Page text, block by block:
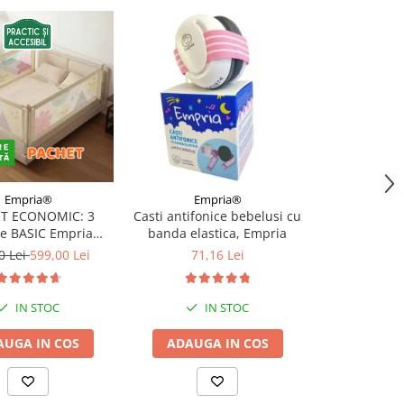
Empria®
ECONOMIC: 3
BASIC Empria
pat 180X200 cm +
Lei599,00 Lei
IN STOC
IN COS
Empria®
Casti antifonice bebelusi cu
banda elastica, Empria
71,16 Lei
IN STOC
ADAUGA IN COS